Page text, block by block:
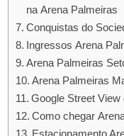
na Arena Palmeiras
Conquistas do
Ingressos Arena
Arena Palmeiras
Arena Palmeiras
Google Street
Como chegar
Estacionamento